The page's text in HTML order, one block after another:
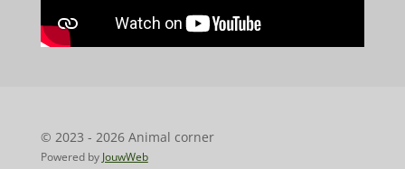
© 2023 - 2026 Animal corner
Powered by JouwWeb